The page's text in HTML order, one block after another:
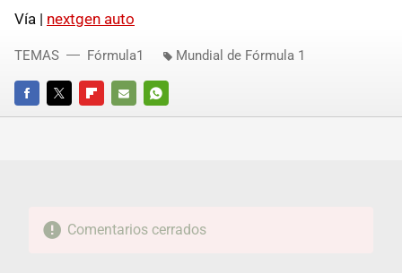
Vía | nextgen auto
FACEBOOKTWITTERFLIPBOARD
E-
WHATSAPP
TEMAS Fórmula1 Mundial de Fórmula 1
Comentarios cerrados